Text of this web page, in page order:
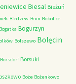
Biesal Bieżuń
Bledzew Bnin Bobolice
Bogatka Bogurzyn
Bolszewo Bolęcin
Borsdorf Borsuki
Boże Bożenkowo